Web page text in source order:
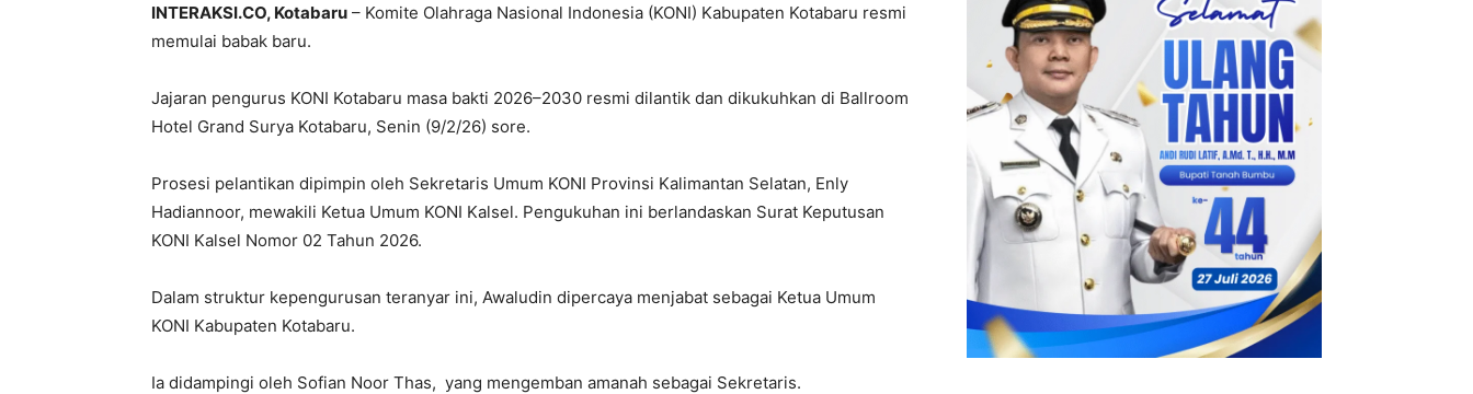
INTERAKSI.CO, Kotabaru – Komite Olahraga Nasional Indonesia (KONI) Kabupaten Kotabaru resmi
memulai babak baru.
Jajaran pengurus KONI Kotabaru masa bakti 2026–2030 resmi dilantik dan dikukuhkan di Ballroom
Hotel Grand Surya Kotabaru, Senin (9/2/26) sore.
Prosesi pelantikan dipimpin oleh Sekretaris Umum KONI Provinsi Kalimantan Selatan, Enly
Hadiannoor, mewakili Ketua Umum KONI Kalsel. Pengukuhan ini berlandaskan Surat Keputusan
KONI Kalsel Nomor 02 Tahun 2026.
Dalam struktur kepengurusan teranyar ini, Awaludin dipercaya menjabat sebagai Ketua Umum
KONI Kabupaten Kotabaru.
Ia didampingi oleh Sofian Noor Thas, yang mengemban amanah sebagai Sekretaris.